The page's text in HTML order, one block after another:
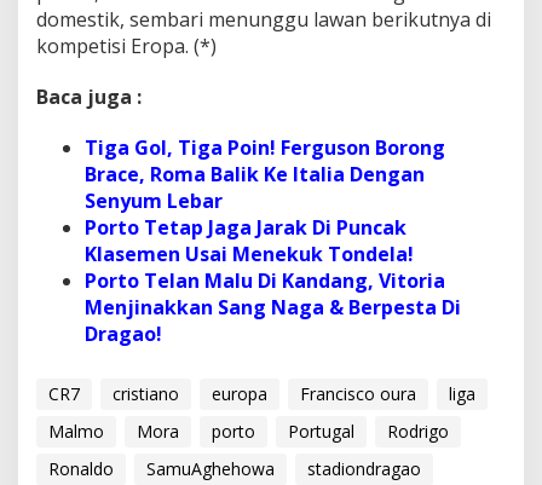
domestik, sembari menunggu lawan berikutnya di
kompetisi Eropa. (*)
Baca juga :
Tiga Gol, Tiga Poin! Ferguson Borong
Brace, Roma Balik Ke Italia Dengan
Senyum Lebar
Porto Tetap Jaga Jarak Di Puncak
Klasemen Usai Menekuk Tondela!
Porto Telan Malu Di Kandang, Vitoria
Menjinakkan Sang Naga & Berpesta Di
Dragao!
CR7 cristiano europa Francisco oura
liga
Malmo
Mora porto Portugal
Rodrigo
Ronaldo
SamuAghehowa
stadiondragao